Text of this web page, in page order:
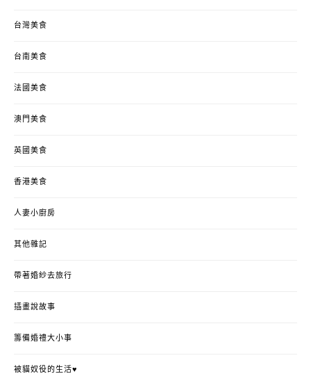
台灣美食
台南美食
法國美食
澳門美食
英國美食
香港美食
人妻小廚房
其他雜記
帶著婚紗去旅行
插畫說故事
籌備婚禮大小事
被貓奴役的生活♥